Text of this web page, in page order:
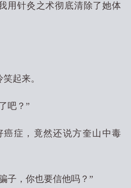
用针灸之术彻底清除了她体
起来。
吧？”
癌症，竟然还说方奎山中毒
子，你也要信他吗？”